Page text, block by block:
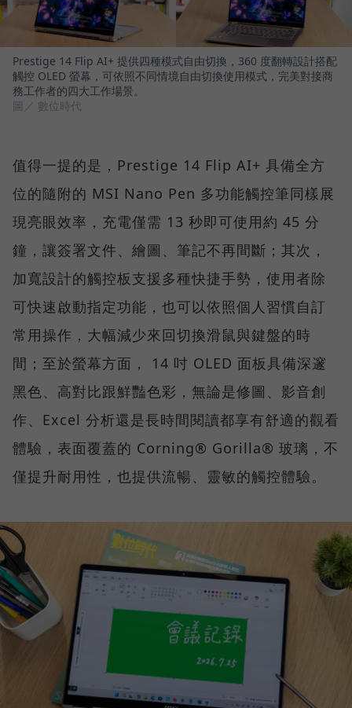
Prestige 14 Flip AI+ 提供四種模式自由切換，360 度翻轉設計搭配
觸控 OLED 螢幕，可依照不同情境自由切換使用模式，完美對接商
務工作者的四大工作場景。
圖／ 數位時代
值得一提的是，Prestige 14 Flip AI+ 具備全方
位的隨附的 MSI Nano Pen 多功能觸控筆同樣展
現亮眼效率，充電僅需 13 秒即可使用約 45 分
鐘，讓簽署文件、繪圖、筆記不再間斷；其次，
加寬設計的觸控板支援多種快捷手勢，使用者除
可快速啟動指定功能，也可以依照個人習慣自訂
常用操作，大幅減少來回切換滑鼠與鍵盤的時
間；至於螢幕方面， 14 吋 OLED 面板具備深邃
黑色、高對比跟鮮豔色彩，無論是修圖、影音創
作、Excel 分析還是長時間閱讀都享有舒適的觀看
體驗，表面覆蓋的 Corning® Gorilla® 玻璃，不
僅提升耐用性，也提供流暢、靈敏的觸控體驗。